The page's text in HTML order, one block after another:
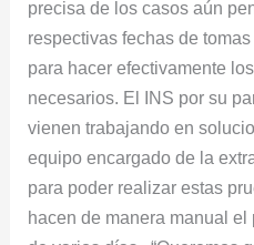
precisa de los casos aún
respectivas fechas de
para hacer efectivamente
necesarios. El INS por su
vienen trabajando en
equipo encargado de la
para poder realizar estas
hacen de manera manual